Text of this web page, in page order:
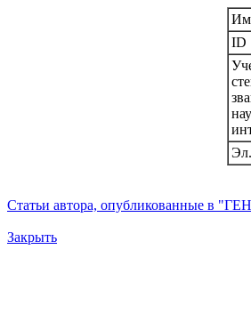
ID
Статьи автора, опубликованные в
Закрыть